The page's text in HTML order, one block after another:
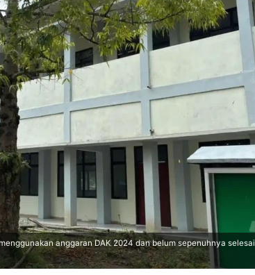
anggaran DAK 2024 dan belum sepenuhnya selesai